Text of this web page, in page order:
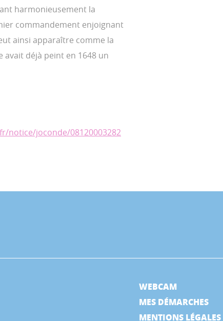
harmonieusement la
commandement enjoignant
ainsi apparaître comme la
déjà peint en 1648 un
notice/joconde/08120003282
WEBCAM
MES DÉMARCHES
MENTIONS LÉGALES